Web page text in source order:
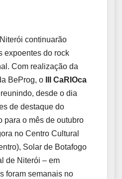
continuarão
expoentes do rock
Com realização da
BeProg, o
CaRIOca
desde o dia
de destaque do
para o mês de outubro
no Centro Cultural
Solar de Botafogo
de Niterói – em
foram semanais no